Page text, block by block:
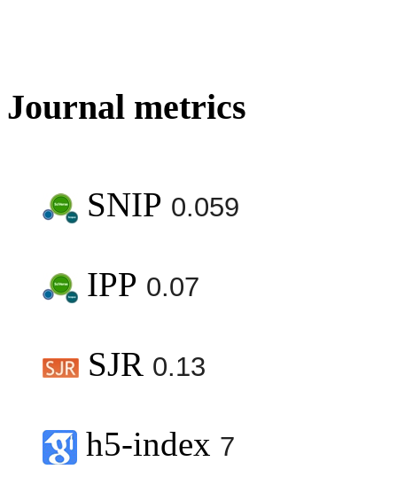
Journal metrics
SNIP 0.059
IPP 0.07
SJR 0.13
h5-index 7